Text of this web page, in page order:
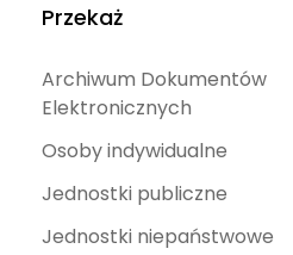
Przekaż
Archiwum Dokumentów
Elektronicznych
Osoby indywidualne
Jednostki publiczne
Jednostki niepaństwowe